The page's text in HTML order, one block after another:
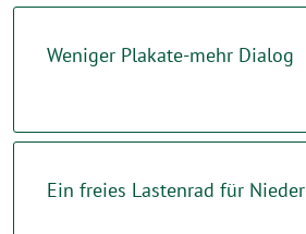
Weniger Plakate-mehr Dialog
Ein freies Lastenrad für